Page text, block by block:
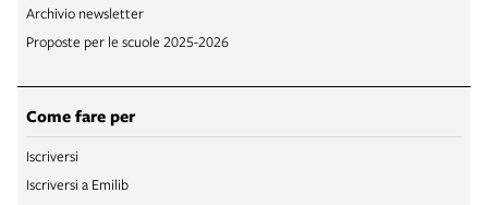
Archivio newsletter
Proposte per le scuole 2025-2026
Come fare per
Iscriversi
Iscriversi a Emilib